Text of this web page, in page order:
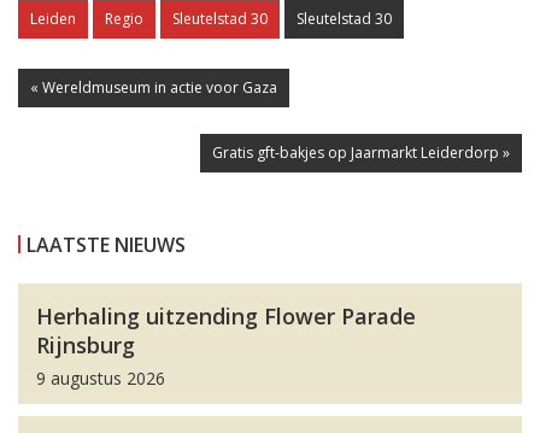
Leiden Regio Sleutelstad 30 Sleutelstad 30
« Wereldmuseum in actie voor Gaza
Gratis gft-bakjes op Jaarmarkt Leiderdorp »
LAATSTE NIEUWS
Herhaling uitzending Flower Parade
Rijnsburg
9 augustus 2026